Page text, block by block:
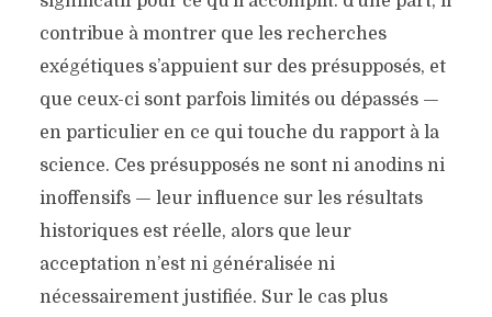
contribue à montrer que les recherches
exégétiques s’appuient sur des présupposés, et
que ceux-ci sont parfois limités ou dépassés —
en particulier en ce qui touche du rapport à la
science. Ces présupposés ne sont ni anodins ni
inoffensifs — leur influence sur les résultats
historiques est réelle, alors que leur
acceptation n’est ni généralisée ni
nécessairement justifiée. Sur le cas plus